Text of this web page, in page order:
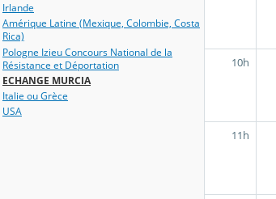
Irlande
Amérique Latine (Mexique, Colombie, Costa
Rica)
Pologne Izieu Concours National de la
Résistance et Déportation
ECHANGE MURCIA
Italie ou Grèce
USA
10h
11h